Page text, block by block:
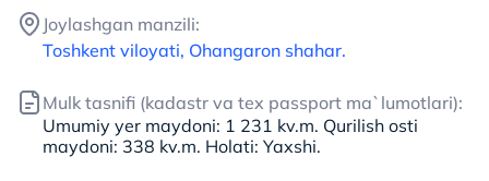
Joylashgan manzili:
Toshkent viloyati, Ohangaron shahar.
Mulk tasnifi (kadastr va tex passport ma`lumotlari):
Umumiy yer maydoni: 1 231 kv.m. Qurilish osti
maydoni: 338 kv.m. Holati: Yaxshi.